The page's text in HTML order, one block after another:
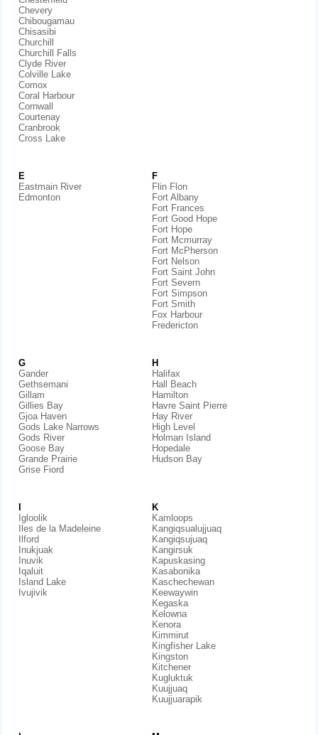
Chevery
Chibougamau
Chisasibi
Churchill
Churchill Falls
Clyde River
Colville Lake
Comox
Coral Harbour
Cornwall
Courtenay
Cranbrook
Cross Lake
E
Eastmain River
Edmonton
F
Flin Flon
Fort Albany
Fort Frances
Fort Good Hope
Fort Hope
Fort Mcmurray
Fort McPherson
Fort Nelson
Fort Saint John
Fort Severn
Fort Simpson
Fort Smith
Fox Harbour
Fredericton
G
Gander
Gethsemani
Gillam
Gillies Bay
Gjoa Haven
Gods Lake Narrows
Gods River
Goose Bay
Grande Prairie
Grise Fiord
H
Halifax
Hall Beach
Hamilton
Havre Saint Pierre
Hay River
High Level
Holman Island
Hopedale
Hudson Bay
Igloolik
Iles de la Madeleine
Ilford
Inukjuak
Inuvik
Iqaluit
Island Lake
Ivujivik
K
Kamloops
Kangiqsualujjuaq
Kangiqsujuaq
Kangirsuk
Kapuskasing
Kasabonika
Kaschechewan
Keewaywin
Kegaska
Kelowna
Kenora
Kimmirut
Kingfisher Lake
Kingston
Kitchener
Kugluktuk
Kuujjuaq
Kuujjuarapik